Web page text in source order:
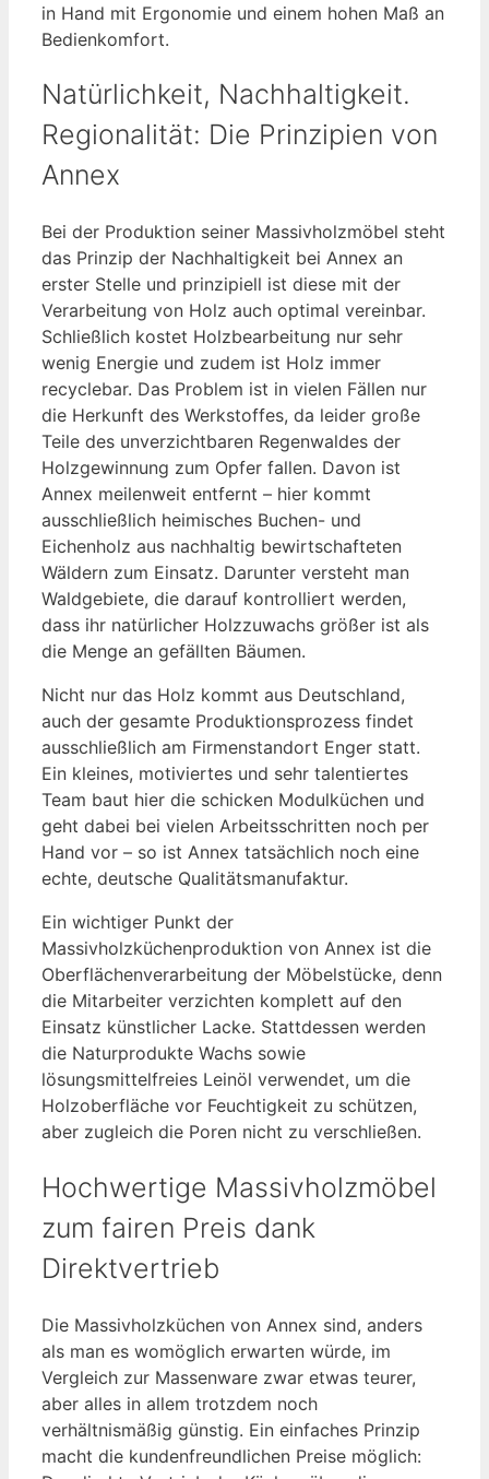
in Hand mit Ergonomie und einem hohen Maß an
Bedienkomfort.
Natürlichkeit, Nachhaltigkeit.
Regionalität: Die Prinzipien von
Annex
Bei der Produktion seiner Massivholzmöbel steht
das Prinzip der Nachhaltigkeit bei Annex an
erster Stelle und prinzipiell ist diese mit der
Verarbeitung von Holz auch optimal vereinbar.
Schließlich kostet Holzbearbeitung nur sehr
wenig Energie und zudem ist Holz immer
recyclebar. Das Problem ist in vielen Fällen nur
die Herkunft des Werkstoffes, da leider große
Teile des unverzichtbaren Regenwaldes der
Holzgewinnung zum Opfer fallen. Davon ist
Annex meilenweit entfernt – hier kommt
ausschließlich heimisches Buchen- und
Eichenholz aus nachhaltig bewirtschafteten
Wäldern zum Einsatz. Darunter versteht man
Waldgebiete, die darauf kontrolliert werden,
dass ihr natürlicher Holzzuwachs größer ist als
die Menge an gefällten Bäumen.
Nicht nur das Holz kommt aus Deutschland,
auch der gesamte Produktionsprozess findet
ausschließlich am Firmenstandort Enger statt.
Ein kleines, motiviertes und sehr talentiertes
Team baut hier die schicken Modulküchen und
geht dabei bei vielen Arbeitsschritten noch per
Hand vor – so ist Annex tatsächlich noch eine
echte, deutsche Qualitätsmanufaktur.
Ein wichtiger Punkt der
Massivholzküchenproduktion von Annex ist die
Oberflächenverarbeitung der Möbelstücke, denn
die Mitarbeiter verzichten komplett auf den
Einsatz künstlicher Lacke. Stattdessen werden
die Naturprodukte Wachs sowie
lösungsmittelfreies Leinöl verwendet, um die
Holzoberfläche vor Feuchtigkeit zu schützen,
aber zugleich die Poren nicht zu verschließen.
Hochwertige Massivholzmöbel
zum fairen Preis dank
Direktvertrieb
Die Massivholzküchen von Annex sind, anders
als man es womöglich erwarten würde, im
Vergleich zur Massenware zwar etwas teurer,
aber alles in allem trotzdem noch
verhältnismäßig günstig. Ein einfaches Prinzip
macht die kundenfreundlichen Preise möglich: